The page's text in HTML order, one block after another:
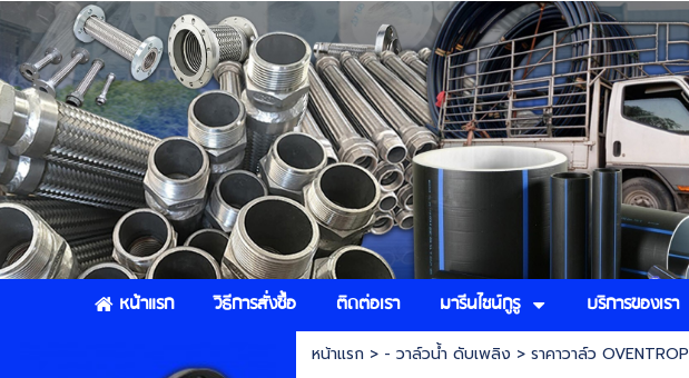
หน้าแรก วิธีการสั่งซื้อ ติดต่อเรา มารีนไชน์กูรู บริการของเรา
หน้าแรก> - วาล์วน้ำ ดับเพลิง > ราคาวาล์ว OVENTROP